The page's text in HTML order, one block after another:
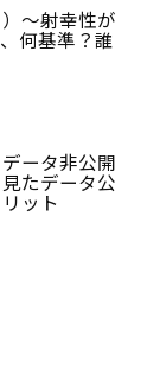
～射幸性が
何基準？誰
ータ非公開
たデータ公
ット